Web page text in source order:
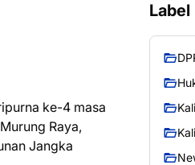
ke-4 masa
Raya,
Jangka
Label